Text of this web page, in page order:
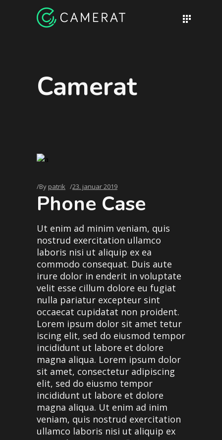
Camerat
By patrik 23. januar 2019
Phone Case
Ut enim ad minim veniam, quis
nostrud exercitation ullamco
laboris nisi ut aliquip ex ea
commodo consequat. Duis aute
irure dolor in enderit in voluptate
velit esse cillum dolore eu fugiat
nulla pariatur excepteur sint
occaecat cupidatat non proident.
Lorem ipsum dolor sit amet tetur
iscing elit, sed do eiusmod tempor
incididunt ut labore et dolore
magna aliqua. Lorem ipsum dolor
sit amet, consectetur adipiscing
elit, sed do eiusmo tempor
incididunt ut labore et dolore
magna aliqua. Ut enim ad inim
veniam, quis nostrud exercitation
ullamco laboris nisi ut aliquip ex